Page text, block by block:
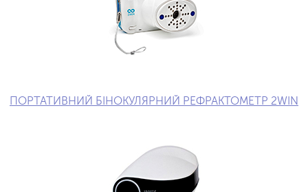
ПОРТАТИВНИЙ БІНОКУЛЯРНИЙ РЕФРАКТОМЕТР 2WIN